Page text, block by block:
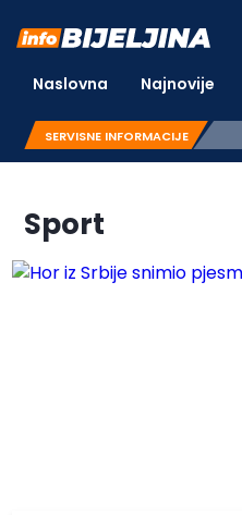
Naslovna Najnovije
SERVISNE INFORMACIJE
Sport